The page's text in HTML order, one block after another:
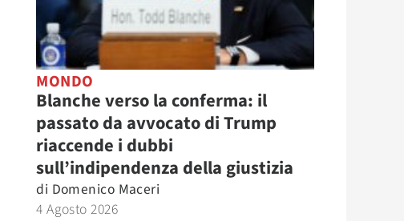
MONDO
Blanche verso la conferma: il
passato da avvocato di Trump
riaccende i dubbi
sull’indipendenza della giustizia
di Domenico Maceri
4 Agosto 2026